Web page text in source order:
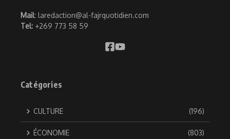
Mail: laredaction@al-fajrquotidien.com
Tel: +269 773 58 59
Catégories
CULTURE (196)
ÉCONOMIE (803)